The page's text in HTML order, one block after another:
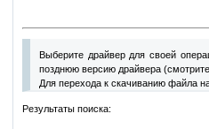
Выберите драйвер для своей
позднюю версию драйвера
Для перехода к скачиванию файла
Результаты поиска: